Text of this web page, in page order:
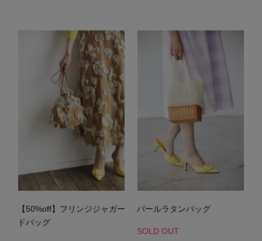
【50%off】フリンジジャガー
ドバッグ
パールラタンバッグ
SOLD OUT